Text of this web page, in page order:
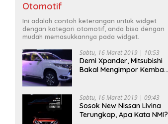
Otomotif
Ini adalah contoh keterangan untuk widget
dengan kategori otomotif, anda bisa dengan
mudah memasukkannya pada widget.
Sabtu, 16 Maret 2019 | 10:53
Demi Xpander, Mitsubishi
Bakal Mengimpor Kembali
Sabtu, 16 Maret 2019 | 09:43
Sosok New Nissan Livina
Terungkap, Apa Kata NMI?